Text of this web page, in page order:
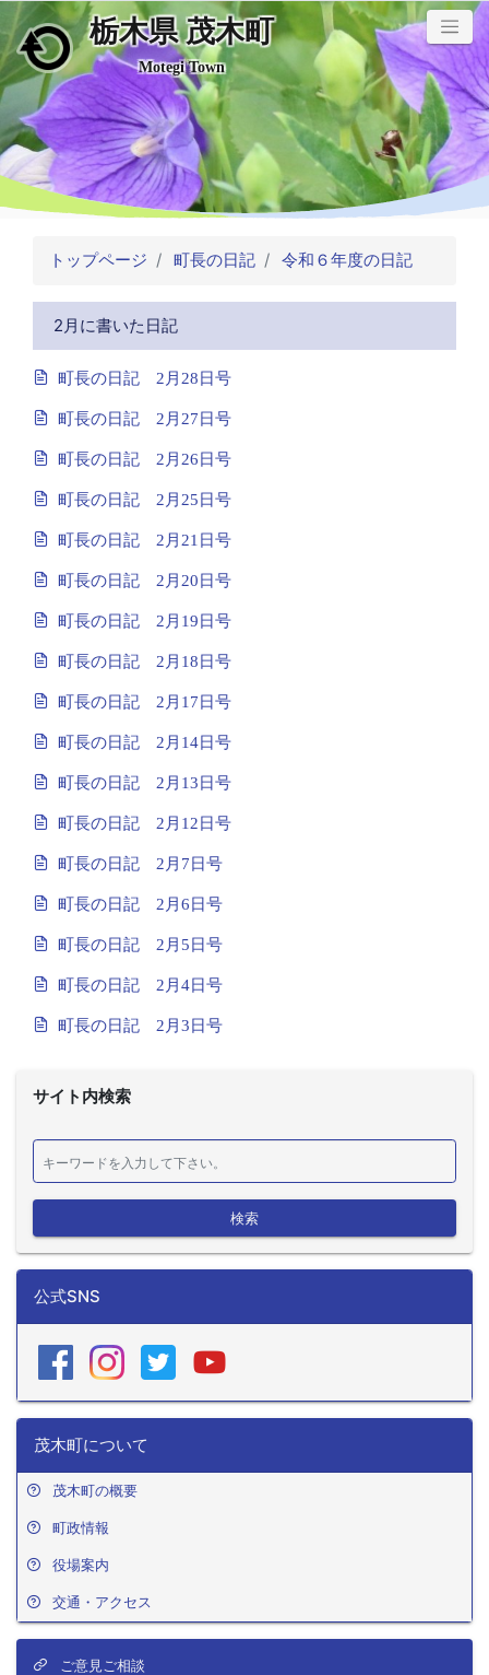
メインコンテンツにスキップ
栃木県 茂木町
Motegi Town
トップページ 町長の日記 令和６年度の日記
2月に書いた日記
町長の日記 2月28日号
町長の日記 2月27日号
町長の日記 2月26日号
町長の日記 2月25日号
町長の日記 2月21日号
町長の日記 2月20日号
町長の日記 2月19日号
町長の日記 2月18日号
町長の日記 2月17日号
町長の日記 2月14日号
町長の日記 2月13日号
町長の日記 2月12日号
町長の日記 2月7日号
町長の日記 2月6日号
町長の日記 2月5日号
町長の日記 2月4日号
町長の日記 2月3日号
サイト内検索
検索
公式SNS
茂木町について
茂木町の概要
町政情報
役場案内
交通・アクセス
ご意見ご相談